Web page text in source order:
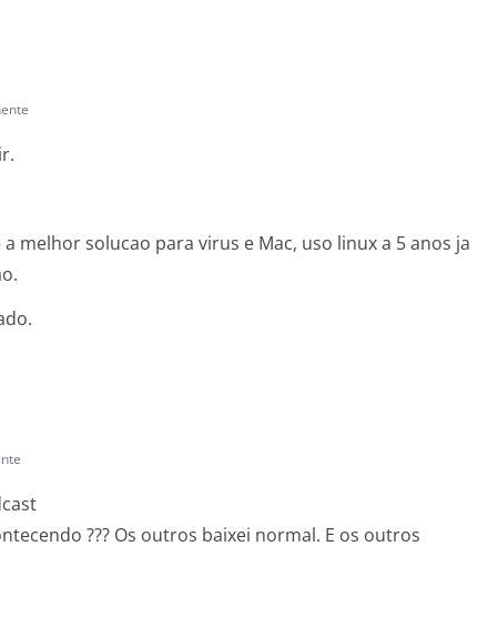
melhor solucao para virus e Mac, uso linux a 5 anos ja
??? Os outros baixei normal. E os outros